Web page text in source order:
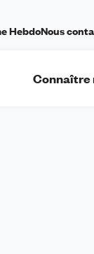
HebdoNous
Connaître